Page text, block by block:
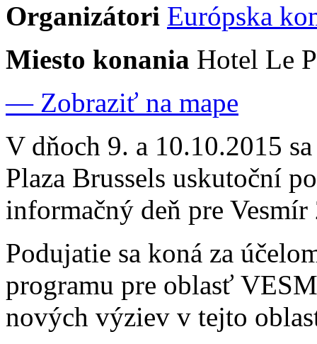
Organizátori Európska
Miesto konania Hotel Le
— Zobraziť na mape
V dňoch 9. a 10.10.2015
Plaza Brussels uskutoční
informačný deň pre Vesmír
Podujatie sa koná za
programu pre oblasť
nových výziev v tejto